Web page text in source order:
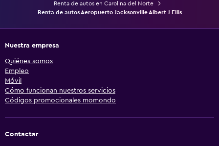
Renta de autos en Carolina del Norte
Renta de autos Aeropuerto Jacksonville Albert J Ellis
Nuestra empresa
Quiénes somos
Empleo
Móvil
Cómo funcionan nuestros servicios
Códigos promocionales momondo
Contactar